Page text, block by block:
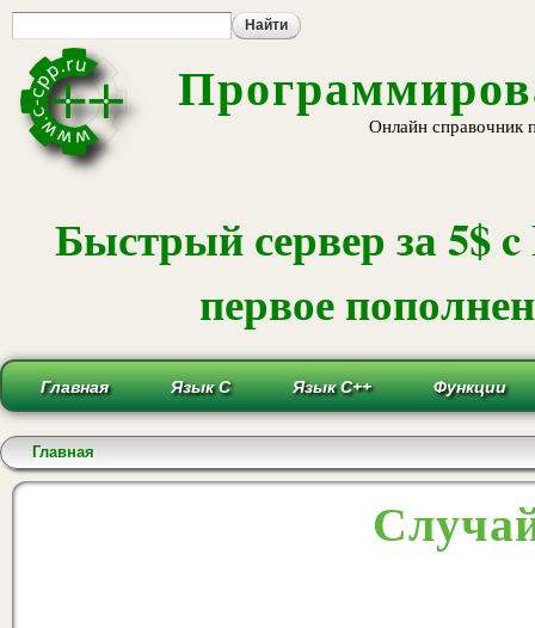
Онлайн справочник
Быстрый сервер за 5$
первое
Главная Язык С Язык С++ Функции
Вы здесь
Главная